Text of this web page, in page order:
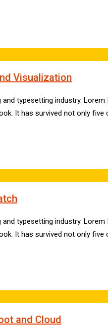
Visualization
typesetting industry.
It has survived not only five
typesetting industry.
It has survived not only five
and Cloud